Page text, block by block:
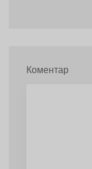
Коментар